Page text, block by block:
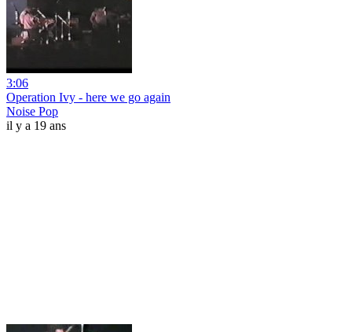
3:06
Operation Ivy - here we go again
Noise Pop
il y a 19 ans